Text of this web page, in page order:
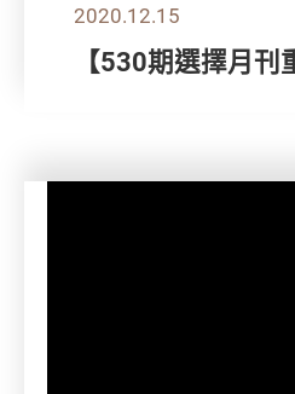
2020.12.15
【530期選擇月刊